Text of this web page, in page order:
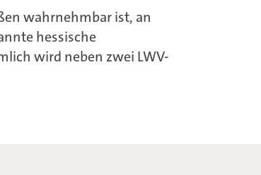
wahrnehmbar ist, an
hessische
wird neben zwei LWV-